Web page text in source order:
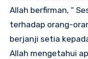
Allah berfirman, “
terhadap orang-
berjanji setia
Allah mengetahui